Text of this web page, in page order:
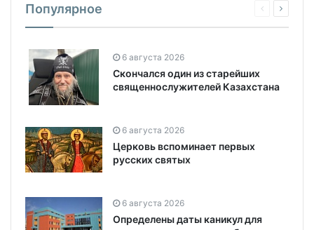
Популярное
6 августа 2026
Скончался один из старейших
священнослужителей Казахстана
6 августа 2026
Церковь вспоминает первых
русских святых
6 августа 2026
Определены даты каникул для